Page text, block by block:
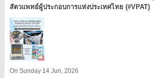
สัตวแพทย์ผู้ประกอบการแห่งประเทศไทย (#VPAT)
On Sunday 14 Jun, 2026